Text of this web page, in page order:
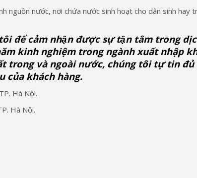
nguồn nước, nơi chứa nước sinh hoạt cho dân sinh hay
để cảm nhận được sự tận tâm trong
kinh nghiệm trong ngành xuất nhập
trong và ngoài nước, chúng tôi tự tin đủ
của khách hàng.
Hà Nội.
Hà Nội.